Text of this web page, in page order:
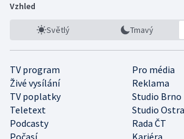
Vzhled
Světlý Tmavý
TV program
Pro média
Živé vysílání
Reklama
TV poplatky
Studio Brno
Teletext
Studio
Podcasty
Rada ČT